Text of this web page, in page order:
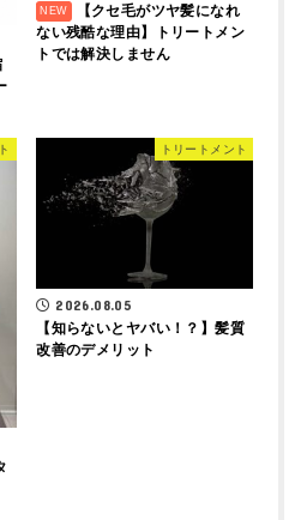
【クセ毛がツヤ髪になれ
ない残酷な理由】トリートメン
トでは解決しません
トリートメント
2026.08.05
【知らないとヤバい！？】髪質
改善のデメリット